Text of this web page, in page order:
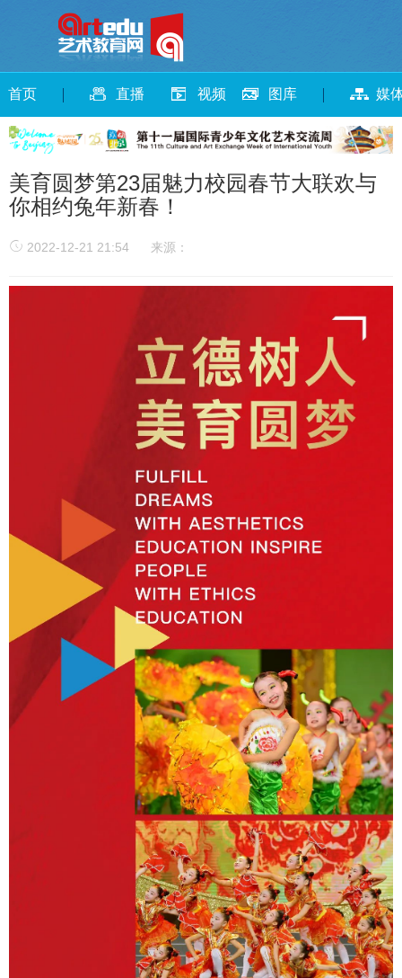
首页 直播 视频 图库 媒
美育圆梦第23届魅力校园春节大联欢与
你相约兔年新春！
2022-12-21 21:54 来源：